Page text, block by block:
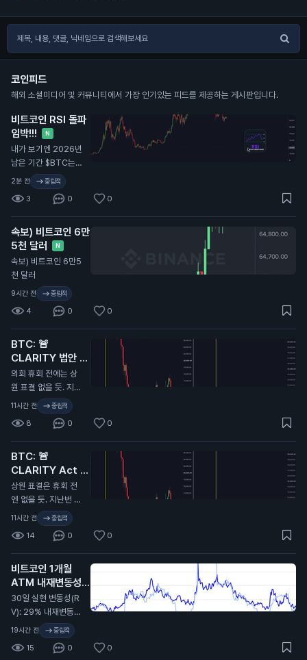
코인피드
해외 소셜미디어 및 커뮤니티에서 가장 인기있는 피드를 제공하는 게시판입니다.
비트코인 RSI 돌파
임박!!!
N
내가 보기엔 2026년
남은 기간 $BTC는
이렇게 흘러갈 듯.
2분 전 중립적
3 0 0
속보) 비트코인 6만
5천 달러
N
속보) 비트코인 6만5
천 달러
9시간 전 중립적
4 0 0
BTC: 🚨
CLARITY 법안 또
연기...
N
의회 휴회 전에는 상
원 표결 없을 듯. 지난
번에 CLARITY 법안
이 미뤄졌을 때 비트
코인 9.7만 달러에서
6.4만 달러로 떡락했
었음. 무슨 말인지 감
오지...
11시간 전 중립적
8 0 0
BTC: 🚨
CLARITY Act 또
연기…
N
상원 표결은 휴회 전
엔 없을 듯. 지난번 C
LARITY Act가 미뤄
졌을 때 비트코인이
9.7만 달러에서 6.4
만 달러까지 떡락했었
지. 무슨 뜻인지 알
지…
11시간 전 중립적
14 0 0
비트코인 1개월
ATM 내재변동성
(IV): 32%
N
30일 실현 변동성(R
V): 29% 내재변동성
이 실현 대비 2.4포인
트 높게 형성돼 있고,
지난 2년 기준 대략 4
19시간 전 중립적
15 0 0